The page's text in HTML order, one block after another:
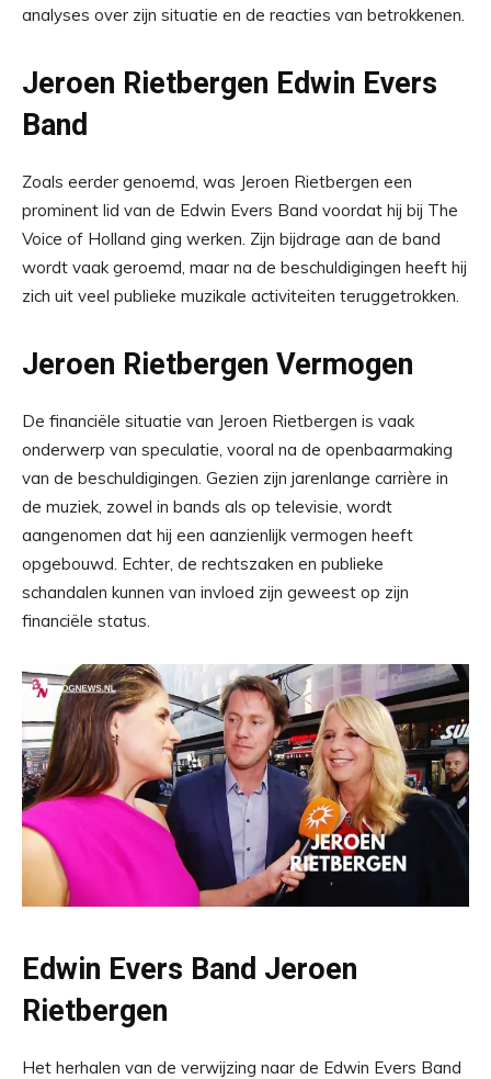
analyses over zijn situatie en de reacties van betrokkenen.
Jeroen Rietbergen Edwin Evers
Band
Zoals eerder genoemd, was Jeroen Rietbergen een
prominent lid van de Edwin Evers Band voordat hij bij The
Voice of Holland ging werken. Zijn bijdrage aan de band
wordt vaak geroemd, maar na de beschuldigingen heeft hij
zich uit veel publieke muzikale activiteiten teruggetrokken.
Jeroen Rietbergen Vermogen
De financiële situatie van Jeroen Rietbergen is vaak
onderwerp van speculatie, vooral na de openbaarmaking
van de beschuldigingen. Gezien zijn jarenlange carrière in
de muziek, zowel in bands als op televisie, wordt
aangenomen dat hij een aanzienlijk vermogen heeft
opgebouwd. Echter, de rechtszaken en publieke
schandalen kunnen van invloed zijn geweest op zijn
financiële status.
Edwin Evers Band Jeroen
Rietbergen
Het herhalen van de verwijzing naar de Edwin Evers Band